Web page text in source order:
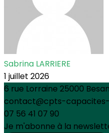
Sabrina LARRIERE
1 juillet 2026
6 rue Lorraine 25000
contact@cpts-
07 56 41 07 90
Je m'abonne à la